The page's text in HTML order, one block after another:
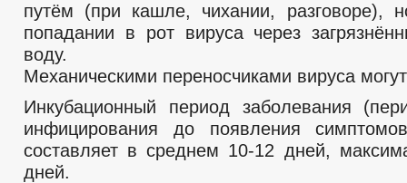
путём (при кашле, чихании,
попадании в рот вируса через
воду.
Механическими переносчиками вируса
Инкубационный период заболевания
инфицирования до появления
составляет в среднем 10-12 дней,
дней.